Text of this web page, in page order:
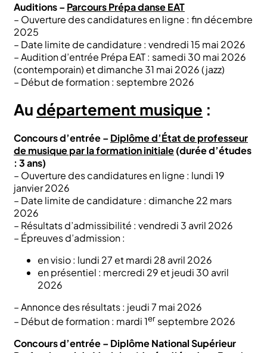
Auditions –Parcours Prépa danse EAT
– Ouverture des candidatures en ligne : fin décembre
2025
– Date limite de candidature : vendredi 15 mai 2026
– Audition d’entrée Prépa EAT : samedi 30 mai 2026
(contemporain) et dimanche 31 mai 2026 (jazz)
– Début de formation : septembre 2026
Au département musique :
Concours d’entrée –Diplôme d’État de professeur
de musique par la formation initiale(durée d’études
: 3 ans)
– Ouverture des candidatures en ligne : lundi 19
janvier 2026
– Date limite de candidature : dimanche 22 mars
2026
– Résultats d’admissibilité : vendredi 3 avril 2026
– Épreuves d’admission :
en visio : lundi 27 et mardi 28 avril 2026
en présentiel : mercredi 29 et jeudi 30 avril
2026
– Annonce des résultats : jeudi 7 mai 2026
– Début de formation : mardi 1er septembre 2026
Concours d’entrée – Diplôme National Supérieur